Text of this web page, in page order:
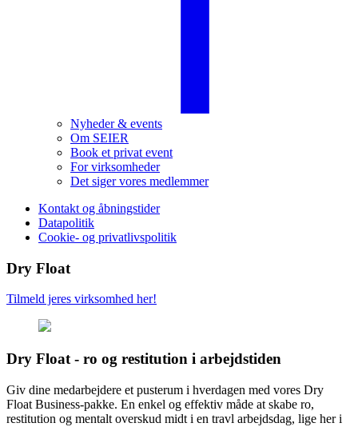
Nyheder & events
Om SEIER
Book et privat event
For virksomheder
Det siger vores medlemmer
Kontakt og åbningstider
Datapolitik
Cookie- og privatlivspolitik
Dry Float
Tilmeld jeres virksomhed her!
Dry Float - ro og restitution i arbejdstiden
Giv dine medarbejdere et pusterum i hverdagen med vores Dry
Float Business-pakke. En enkel og effektiv måde at skabe ro,
restitution og mentalt overskud midt i en travl arbejdsdag, lige her i